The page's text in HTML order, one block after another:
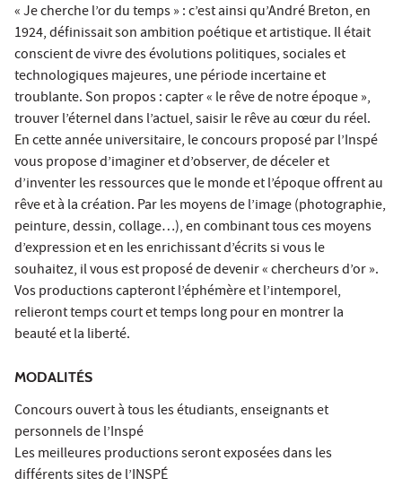
« Je cherche l’or du temps » : c’est ainsi qu’André Breton, en
1924, définissait son ambition poétique et artistique. Il était
conscient de vivre des évolutions politiques, sociales et
technologiques majeures, une période incertaine et
troublante. Son propos : capter « le rêve de notre époque »,
trouver l’éternel dans l’actuel, saisir le rêve au cœur du réel.
En cette année universitaire, le concours proposé par l’Inspé
vous propose d’imaginer et d’observer, de déceler et
d’inventer les ressources que le monde et l’époque offrent au
rêve et à la création. Par les moyens de l’image (photographie,
peinture, dessin, collage…), en combinant tous ces moyens
d’expression et en les enrichissant d’écrits si vous le
souhaitez, il vous est proposé de devenir « chercheurs d’or ».
Vos productions capteront l’éphémère et l’intemporel,
relieront temps court et temps long pour en montrer la
beauté et la liberté.
MODALITÉS
Concours ouvert à tous les étudiants, enseignants et
personnels de l’Inspé
Les meilleures productions seront exposées dans les
différents sites de l’INSPÉ